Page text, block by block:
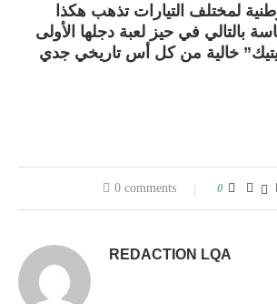
لمختلف التيارات تذهب هكذا
بالتالي في حيز لعبة دجلها الأولى
خالية من كل أس تاريخي جدي
0 comments 0
REDACTION LQA